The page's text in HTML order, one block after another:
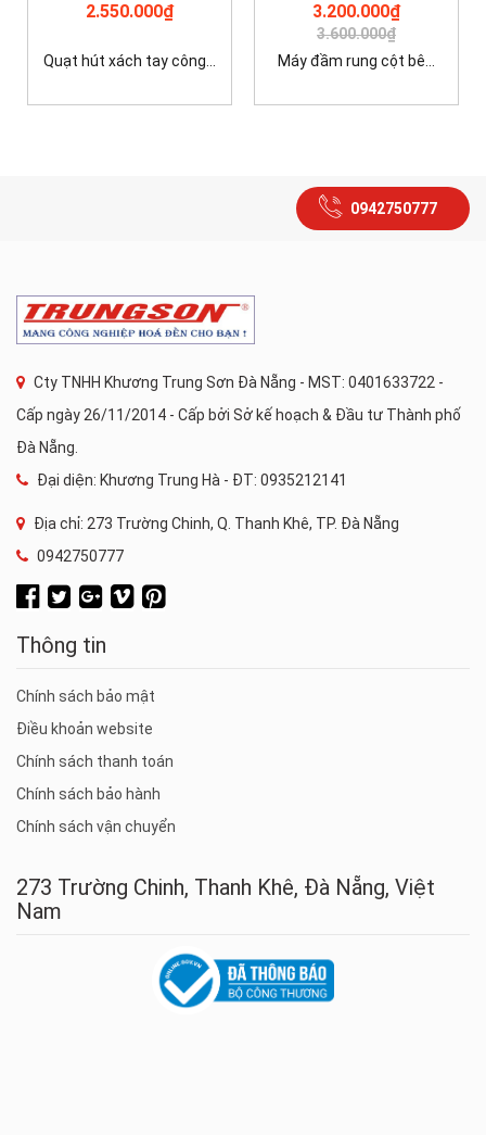
2.550.000₫
Quạt hút xách tay công...
3.200.000₫
3.600.000₫
Máy đầm rung cột bê...
0942750777
Cty TNHH Khương Trung Sơn Đà Nẵng - MST: 0401633722 -
Cấp ngày 26/11/2014 - Cấp bởi Sở kế hoạch & Đầu tư Thành phố
Đà Nẵng.
Đại diện: Khương Trung Hà - ĐT: 0935212141
Địa chỉ: 273 Trường Chinh, Q. Thanh Khê, TP. Đà Nẵng
0942750777
Thông tin
Chính sách bảo mật
Điều khoản website
Chính sách thanh toán
Chính sách bảo hành
Chính sách vận chuyển
273 Trường Chinh, Thanh Khê, Đà Nẵng, Việt
Nam